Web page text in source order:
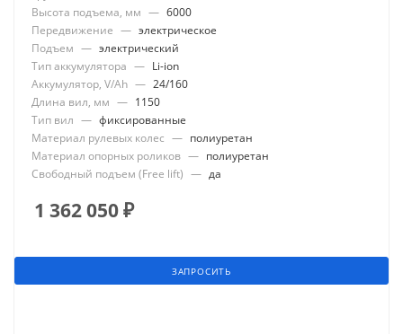
Высота подъема, мм — 6000
Передвижение — электрическое
Подъем — электрический
Тип аккумулятора — Li-ion
Аккумулятор, V/Ah — 24/160
Длина вил, мм — 1150
Тип вил — фиксированные
Материал рулевых колес — полиуретан
Материал опорных роликов — полиуретан
Свободный подъем (Free lift) — да
1 362 050₽
ЗАПРОСИТЬ